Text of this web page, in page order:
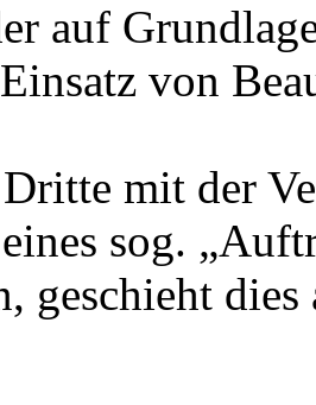
auf
von
mit der
sog.
geschieht